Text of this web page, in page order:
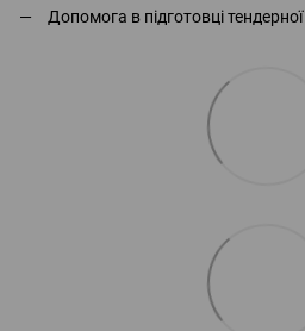
Допомога в підготовці